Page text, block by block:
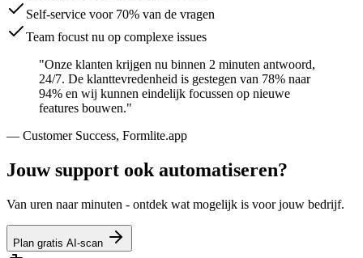
Self-service voor 70% van de vragen
Team focust nu op complexe issues
"Onze klanten krijgen nu binnen 2 minuten antwoord,
24/7. De klanttevredenheid is gestegen van 78% naar
94% en wij kunnen eindelijk focussen op nieuwe
features bouwen."
— Customer Success, Formlite.app
Jouw support ook automatiseren?
Van uren naar minuten - ontdek wat mogelijk is voor jouw bedrijf.
Plan gratis AI-scan